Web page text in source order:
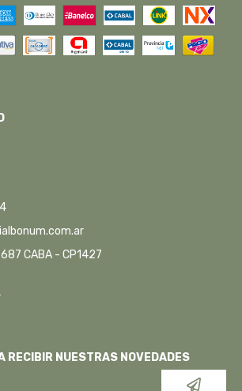
CABA - CP1427
RECIBIR NUESTRAS NOVEDADES